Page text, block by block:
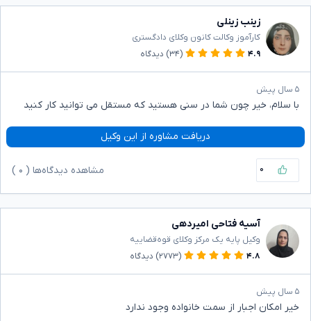
زینب زینلی
کارآموز وکالت کانون وکلای دادگستری
۴.۹
(۳۴) دیدگاه
۵ سال پیش
با سلام، خیر چون شما در سنی هستید که مستقل می توانید کار کنید
دریافت مشاوره از این وکیل
۰ مشاهده دیدگاه‌ها ( ۰
آسیه فتاحی امیردهی
وکیل پایه یک مرکز وکلای قوه‌قضاییه
۴.۸
(۲۷۷۳) دیدگاه
۵ سال پیش
خیر امکان اجبار از سمت خانواده وجود ندارد